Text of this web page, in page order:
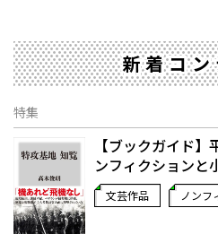
新着コ
特集
【ブックガイド】
ンフィクションと
文芸作品 ノンフ